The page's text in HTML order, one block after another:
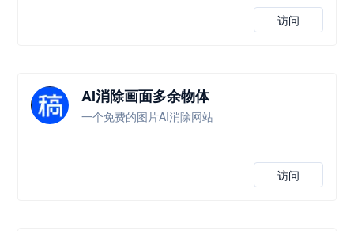
访问
AI消除画面多余物体
一个免费的图片AI消除网站
访问